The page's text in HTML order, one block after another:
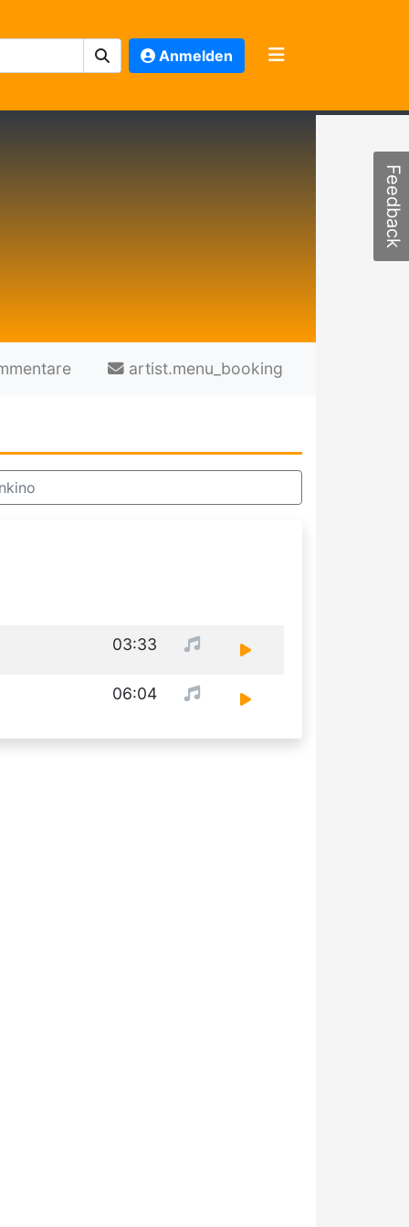
Anmelden
artist.menu_booking
03:33
06:04
Feedback